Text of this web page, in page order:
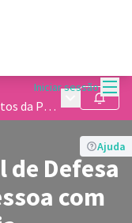
Iniciar sessão
Deficiência
MenuSeguir
Ajuda
de Defesa
com